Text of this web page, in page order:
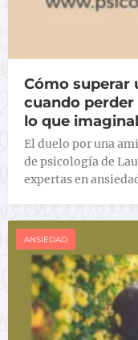
Cómo superar
cuando perder
lo que
El duelo por una
de psicología de
expertas en
ANSIEDAD